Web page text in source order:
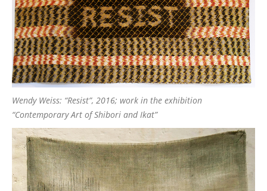
Wendy Weiss: “Resist”, 2016; work in the exhibition
“Contemporary Art of Shibori and Ikat”